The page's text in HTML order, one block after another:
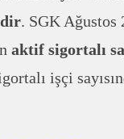
. SGK Ağustos
aktif sigortalı
işçi